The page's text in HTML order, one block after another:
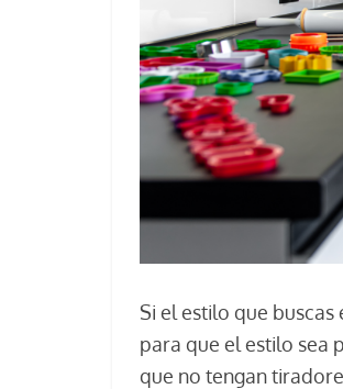
Si el estilo que
para que el estilo sea
que no tengan